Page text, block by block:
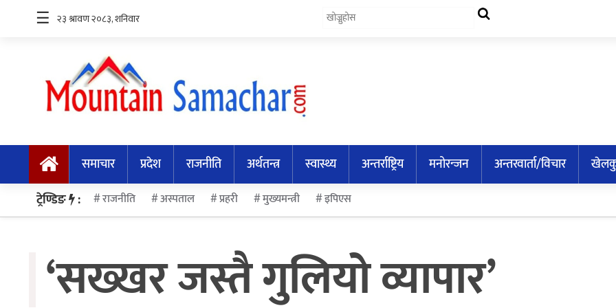
समाचार
प्रदेश
राजनीति
अर्थतन्त्र
अन्तर्राष्ट्रिय
मनोरन्जन
☰
समाचार प्रदेश राजनीति अर्थतन्त्र स्वास्थ्य अन्तर्राष्ट्रिय मनोरन्जन अन्तरवार्ता/विचार
ट्रेण्डिङ : राजनीति अस्पताल प्रहरी मुख्यमन्त्री इपिएस
‘सख्खर जस्तै गुलियो व्यापार’